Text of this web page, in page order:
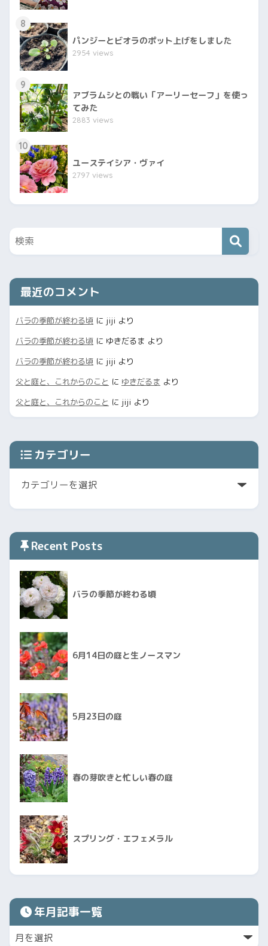
8
パンジーとビオラのポット上げをしました
2954 views
9
アブラムシとの戦い「アーリーセーフ」を使っ
てみた
2883 views
10
ユーステイシア・ヴァイ
2797 views
最近のコメント
バラの季節が終わる頃 に jiji より
バラの季節が終わる頃 に ゆきだるま より
バラの季節が終わる頃 に jiji より
父と庭と、これからのこと に ゆきだるま より
父と庭と、これからのこと に jiji より
カテゴリー
Recent Posts
バラの季節が終わる頃
6月14日の庭と生ノースマン
5月23日の庭
春の芽吹きと忙しい春の庭
スプリング・エフェメラル
年月記事一覧